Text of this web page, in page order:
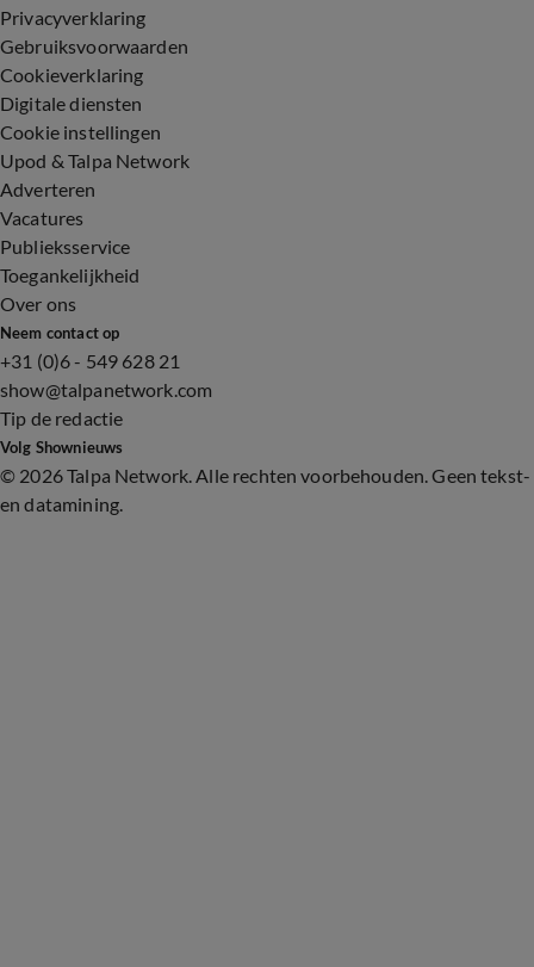
Privacyverklaring
Gebruiksvoorwaarden
Cookieverklaring
Digitale diensten
Cookie instellingen
Upod & Talpa Network
Adverteren
Vacatures
Publieksservice
Toegankelijkheid
Over ons
Neem contact op
+31 (0)6 - 549 628 21
show@talpanetwork.com
Tip de redactie
Volg Shownieuws
© 2026 Talpa Network. Alle rechten voorbehouden. Geen tekst-
en datamining.